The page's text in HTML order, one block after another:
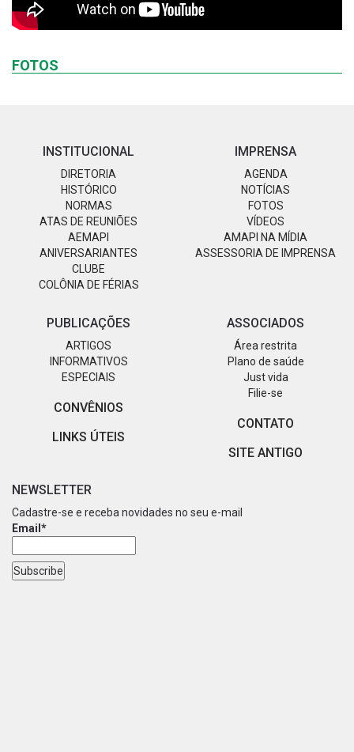
FOTOS
INSTITUCIONAL
DIRETORIA
HISTÓRICO
NORMAS
ATAS DE REUNIÕES
AEMAPI
ANIVERSARIANTES
CLUBE
COLÔNIA DE FÉRIAS
IMPRENSA
AGENDA
NOTÍCIAS
FOTOS
VÍDEOS
AMAPI NA MÍDIA
ASSESSORIA DE IMPRENSA
PUBLICAÇÕES
ARTIGOS
INFORMATIVOS
ESPECIAIS
CONVÊNIOS
LINKS ÚTEIS
ASSOCIADOS
Área restrita
Plano de saúde
Just vida
Filie-se
CONTATO
SITE ANTIGO
NEWSLETTER
Cadastre-se e receba novidades no seu e-mail
Email*